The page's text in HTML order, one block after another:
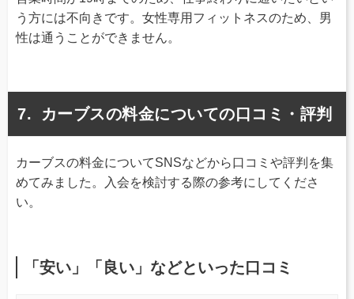
う方には不向きです。女性専用フィットネスのため、男
性は通うことができません。
カーブスの料金についての口コミ・評判
カーブスの料金についてSNSなどから口コミや評判を集
めてみました。入会を検討する際の参考にしてくださ
い。
「安い」「良い」などといった口コミ